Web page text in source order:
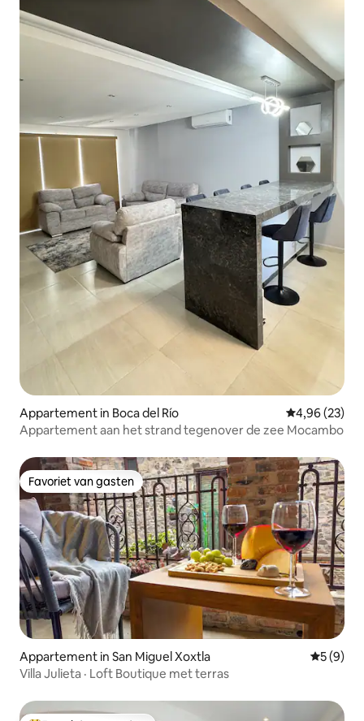
Appartement in Boca del Río Gemiddelde
4,96 (23)
Appartement aan het strand tegenover de zee Mocambo
Favoriet van gasten
Favoriet van gasten
Appartement in San Miguel Xoxtla
5 (9)
Villa Julieta · Loft Boutique met terras